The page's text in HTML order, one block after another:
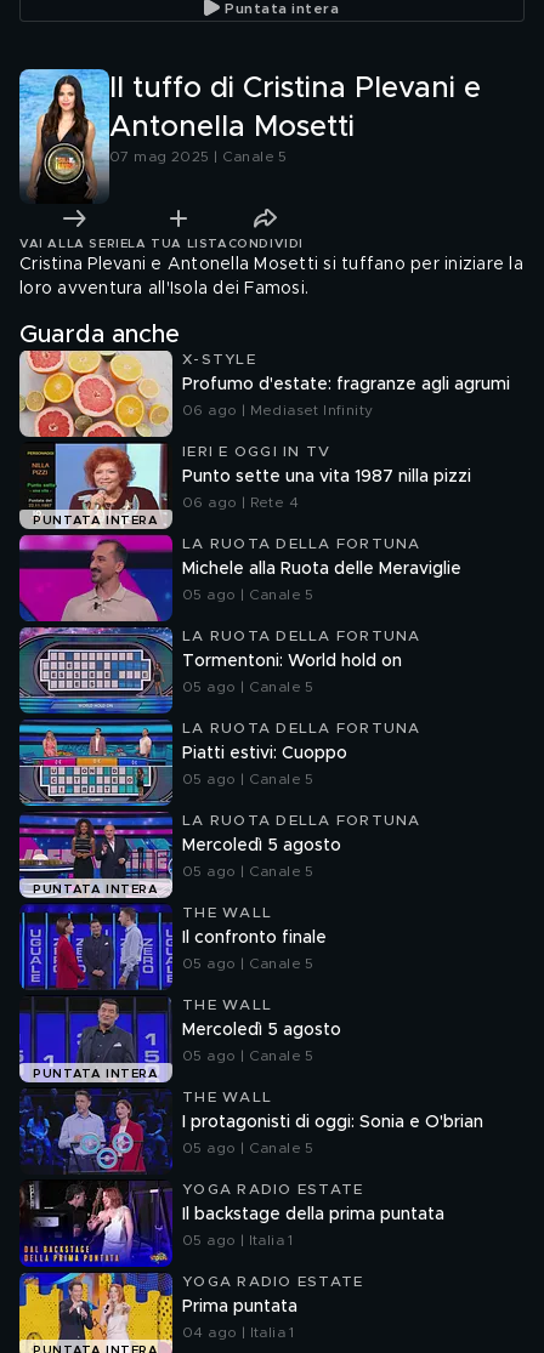
Puntata intera
Il tuffo di Cristina Plevani e
Antonella Mosetti
07 mag 2025 | Canale 5
VAI ALLA SERIE LA TUA LISTA CONDIVIDI
Cristina Plevani e Antonella Mosetti si tuffano per iniziare la
loro avventura all'Isola dei Famosi.
Guarda anche
X-STYLE
Profumo d'estate: fragranze agli agrumi
06 ago | Mediaset Infinity
PUNTATA INTERA
IERI E OGGI IN TV
Punto sette una vita 1987 nilla pizzi
06 ago | Rete 4
LA RUOTA DELLA FORTUNA
Michele alla Ruota delle Meraviglie
05 ago | Canale 5
LA RUOTA DELLA FORTUNA
Tormentoni: World hold on
05 ago | Canale 5
LA RUOTA DELLA FORTUNA
Piatti estivi: Cuoppo
05 ago | Canale 5
PUNTATA INTERA
LA RUOTA DELLA FORTUNA
Mercoledì 5 agosto
05 ago | Canale 5
THE WALL
Il confronto finale
05 ago | Canale 5
PUNTATA INTERA
THE WALL
Mercoledì 5 agosto
05 ago | Canale 5
THE WALL
I protagonisti di oggi: Sonia e O'brian
05 ago | Canale 5
YOGA RADIO ESTATE
Il backstage della prima puntata
05 ago | Italia 1
YOGA RADIO ESTATE
Prima puntata
04 ago | Italia 1